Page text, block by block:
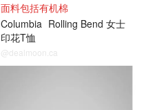
面料包括有机棉
Columbia Rolling Bend 女士
印花T恤
@dealmoon.ca